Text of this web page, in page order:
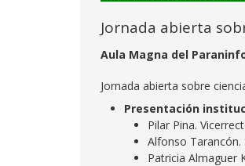
Jornada abierta
Aula Magna del
Jornada abierta sobre
Presentación
Pilar Pina.
Alfonso Tarancón.
Patricia Almaguer